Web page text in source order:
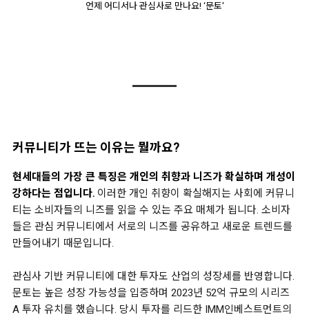
언제 어디서나 관심사로 만나요! ‘문토'
커뮤니티가 뜨는 이유는 뭘까요?
현세대들의 가장 큰 특징은 개인의 취향과 니즈가 확실하며 개성이
강하다는 점입니다. 이러한 개인 취향이 확실해지는 사회에 커뮤니
티는 소비자들의 니즈를 읽을 수 있는 주요 매체가 됩니다. 소비자
들은 관심 커뮤니티에서 서로의 니즈를 공유하고 새로운 트렌드를
만들어내기 때문입니다.
관심사 기반 커뮤니티에 대한 투자도 산업의 성장세를 반영합니다.
문토는 높은 성장 가능성을 입증하며 2023년 52억 규모의 시리즈
A 투자 유치를 했습니다. 당시 투자를 리드한 IMM인베스트먼트의